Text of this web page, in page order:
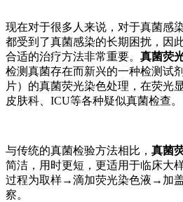
现在对于很多人来说，对于真菌感
都受到了真菌感染的长期困扰，因
合适的治疗方法非常重要。 真菌荧
检测真菌存在而新兴的一种检测试
片）的真菌荧光染色处理，在荧光
皮肤科、ICU等各种疑似真菌检查。
与传统的真菌检验方法相比， 真菌
简洁，用时更短，更适用于临床大
过程为取样→滴加荧光染色液→加
察。